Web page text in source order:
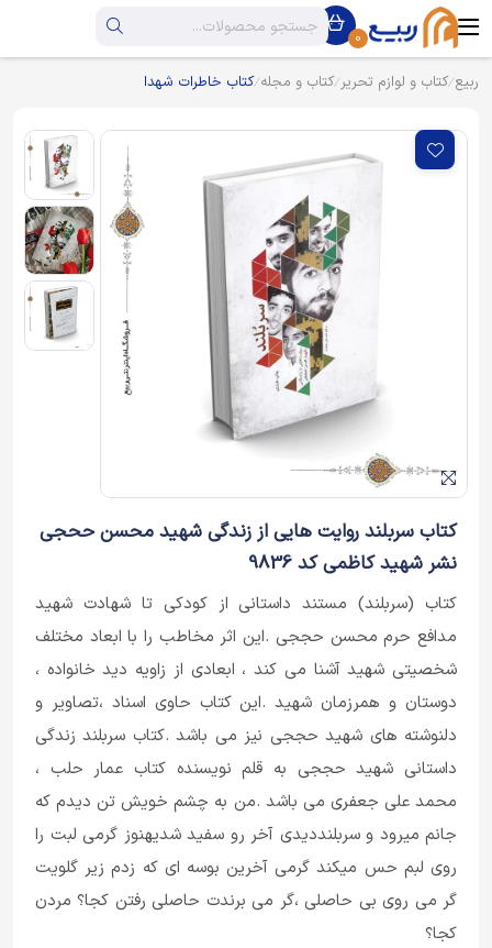
0
ربیع کتاب و لوازم تحریر کتاب و مجله کتاب خاطرات شهدا
کتاب سربلند روایت هایی از زندگی شهید محسن ححجی
نشر شهید کاظمی کد 9836
کتاب (سربلند) مستند داستانی از کودکی تا شهادت شهید
مدافع حرم محسن حججی .این اثر مخاطب را با ابعاد مختلف
شخصیتی شهید آشنا می کند ، ابعادی از زاویه دید خانواده ،
دوستان و همرزمان شهید .این کتاب حاوی اسناد ،تصاویر و
دلنوشته های شهید حججی نیز می باشد .کتاب سربلند زندگی
داستانی شهید حججی به قلم نویسنده کتاب عمار حلب ،
محمد علی جعفری می باشد .من به چشم خویش تن دیدم که
جانم میرود و سربلنددیدی آخر رو سفید شدیهنوز گرمی لبت را
روی لبم حس میکند گرمی آخرین بوسه ای که زدم زیر گلویت
گر می روی بی حاصلی ،گر می برندت حاصلی رفتن کجا؟ مردن
کجا؟